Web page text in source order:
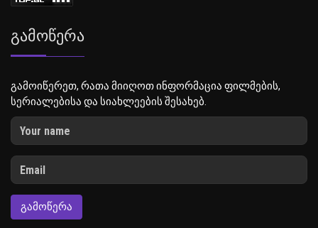
Გამოწერა
გამოიწერეთ, რათა მიიღოთ ინფორმაცია ფილმების,
სერიალებისა და სიახლეების შესახებ.
ᲒᲐᲛᲝᲬᲔᲠᲐ